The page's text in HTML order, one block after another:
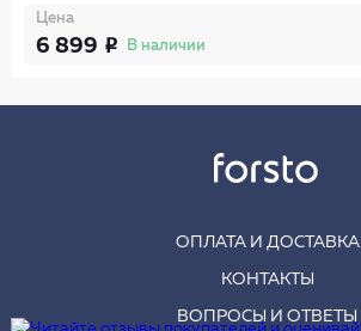
Цена
6 899 В наличии
ОПЛАТА И ДОСТАВКА
КОНТАКТЫ
ВОПРОСЫ И ОТВЕТЫ